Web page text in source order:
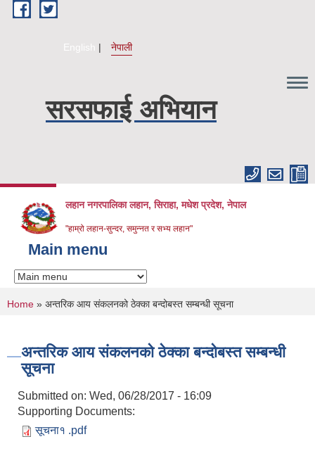
Skip to main content
English नेपाली
सरसफाई अभियान
लहान नगरपालिका लहान, सिराहा, मधेश प्रदेश, नेपाल
"हाम्रो लहान-सुन्दर, समुन्नत र सभ्य लहान"
Main menu
You are here
Home » अन्तरिक आय संकलनको ठेक्का बन्दोबस्त सम्बन्धी सूचना
अन्तरिक आय संकलनको ठेक्का बन्दोबस्त सम्बन्धी
सूचना
Submitted on: Wed, 06/28/2017 - 16:09
Supporting Documents:
सूचना१ .pdf